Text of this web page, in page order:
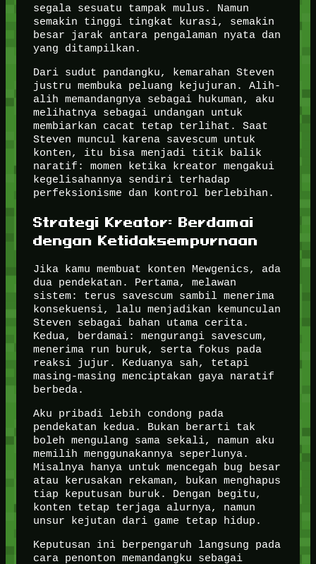
segala sesuatu tampak mulus. Namun
semakin tinggi tingkat kurasi, semakin
besar jarak antara pengalaman nyata dan
yang ditampilkan.
Dari sudut pandangku, kemarahan Steven
justru membuka peluang kejujuran. Alih-
alih memandangnya sebagai hukuman, aku
melihatnya sebagai undangan untuk
membiarkan cacat tetap terlihat. Saat
Steven muncul karena savescum untuk
konten, itu bisa menjadi titik balik
naratif: momen ketika kreator mengakui
kegelisahannya sendiri terhadap
perfeksionisme dan kontrol berlebihan.
Strategi Kreator: Berdamai
dengan Ketidaksempurnaan
Jika kamu membuat konten Mewgenics, ada
dua pendekatan. Pertama, melawan
sistem: terus savescum sambil menerima
konsekuensi, lalu menjadikan kemunculan
Steven sebagai bahan utama cerita.
Kedua, berdamai: mengurangi savescum,
menerima run buruk, serta fokus pada
reaksi jujur. Keduanya sah, tetapi
masing-masing menciptakan gaya naratif
berbeda.
Aku pribadi lebih condong pada
pendekatan kedua. Bukan berarti tak
boleh mengulang sama sekali, namun aku
memilih menggunakannya seperlunya.
Misalnya hanya untuk mencegah bug besar
atau kerusakan rekaman, bukan menghapus
tiap keputusan buruk. Dengan begitu,
konten tetap terjaga alurnya, namun
unsur kejutan dari game tetap hidup.
Keputusan ini berpengaruh langsung pada
cara penonton memandangku sebagai